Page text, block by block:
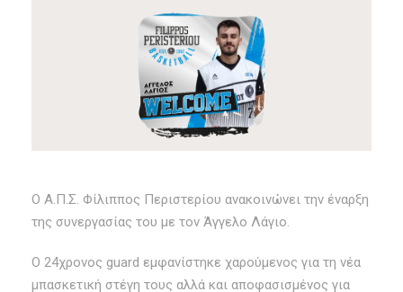
Ο Α.Π.Σ. Φίλιππος Περιστερίου ανακοινώνει την έναρξη
της συνεργασίας του με τον Άγγελο Λάγιο.
Ο 24χρονος guard εμφανίστηκε χαρούμενος για τη νέα
μπασκετική στέγη τους αλλά και αποφασισμένος για